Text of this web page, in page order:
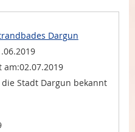
Dargun
02.07.2019